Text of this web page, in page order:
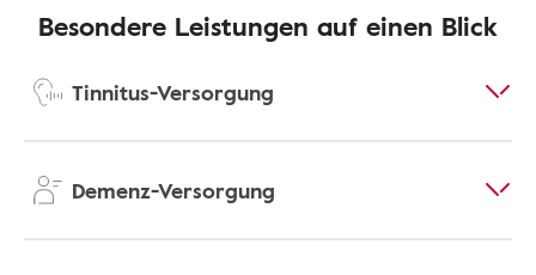
Besondere Leistungen auf einen Blick
Tinnitus-Versorgung
Demenz-Versorgung